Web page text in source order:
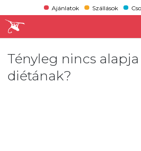
Ajánlatok Szállások
Tényleg nincs
diétának?